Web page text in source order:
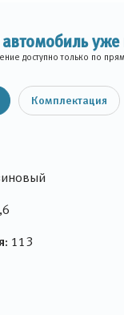
автомобиль
доступно только по
Комплектация
113